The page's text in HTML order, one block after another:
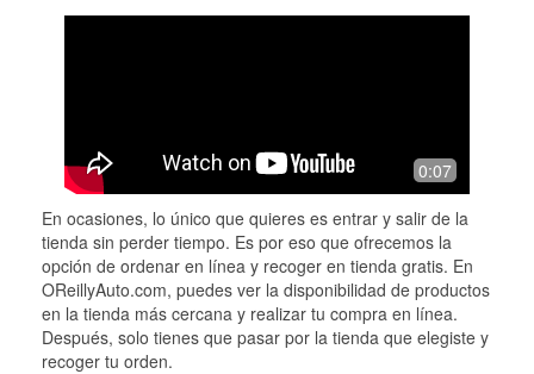
0:07
En ocasiones, lo único que quieres es entrar y salir de la
tienda sin perder tiempo. Es por eso que ofrecemos la
opción de ordenar en línea y recoger en tienda gratis. En
OReillyAuto.com, puedes ver la disponibilidad de productos
en la tienda más cercana y realizar tu compra en línea.
Después, solo tienes que pasar por la tienda que elegiste y
recoger tu orden.